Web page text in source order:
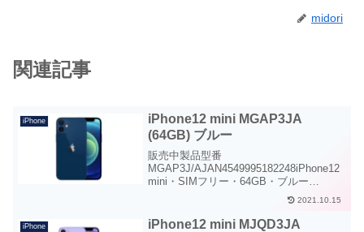
midori
関連記事
iPhone
iPhone12 mini MGAP3JA
(64GB) ブルー
販売中製品型番
MGAP3J/AJAN4549995182248iPhone12
mini・SIMフリー・64GB・ブルー
iPhone12 mini SIMフリー 64GBブルー仕
様ディスプレイサイズ5.4インチ解像度
2,340 x 1,08...
2021.10.15
iPhone
iPhone12 mini MJQD3JA